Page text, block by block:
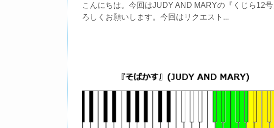
こんにちは。今回はJUDY AND MARYの『くじら12
ろしくお願いします。今回はリクエスト...